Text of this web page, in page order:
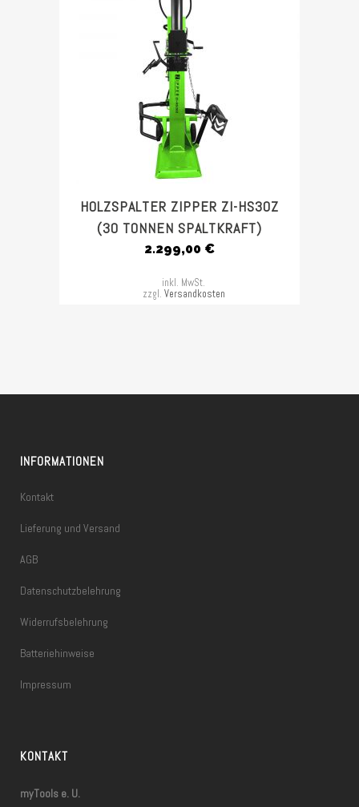
HOLZSPALTER ZIPPER ZI-HS30Z
(30 TONNEN SPALTKRAFT)
2.299,00 €
inkl. MwSt.
zzgl. Versandkosten
INFORMATIONEN
Kontakt
Lieferung und Versand
AGB
Datenschutzbelehrung
Widerrufsbelehrung
Batteriehinweise
Impressum
KONTAKT
myTools e. U.